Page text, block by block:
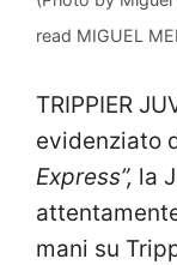
read MIGUEL
TRIPPIER
evidenziato
Express”, la
mani su